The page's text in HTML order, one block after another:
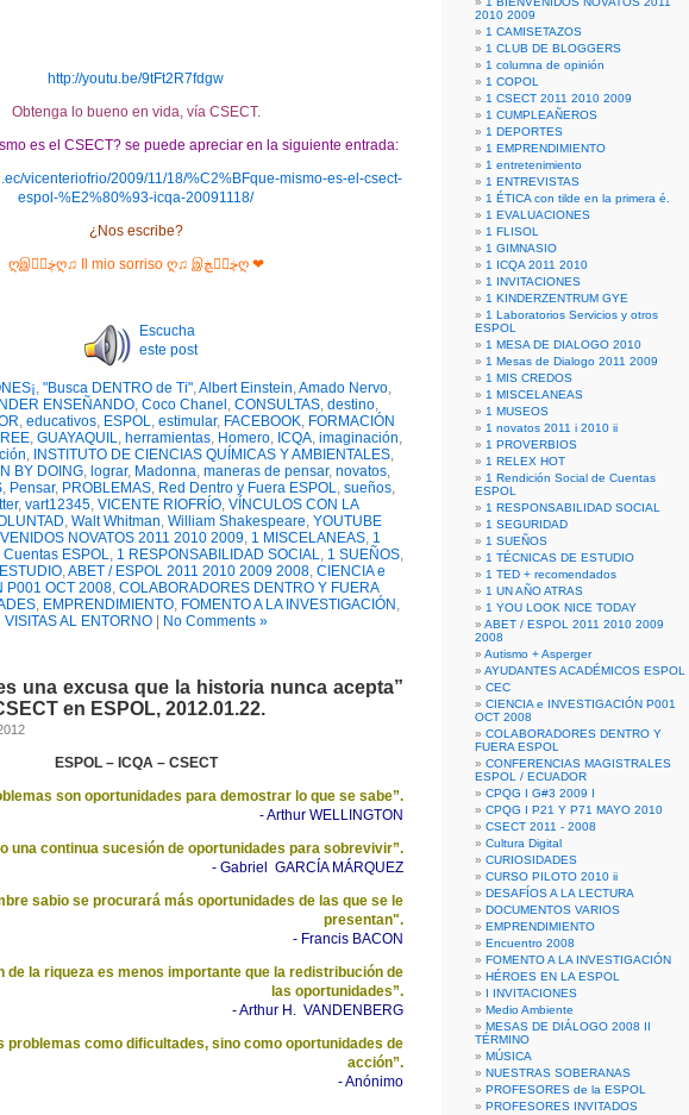
http://youtu.be/9tFt2R7fdgw
Obtenga lo bueno en vida, vía CSECT.
es el CSECT? se puede apreciar en la siguiente entrada:
vicenteriofrio/2009/11/18/%C2%BFque-mismo-es-el-csect-
espol-%E2%80%93-icqa-20091118/
¿Nos escribe?
ღஇڿڰۣღ♫ Il mio sorriso ღ♫ இڿڰۣڿღ ❤
Escucha
este post
, "Busca DENTRO de Ti",Albert Einstein,Amado Nervo,
ENSEÑANDO, Coco Chanel , CONSULTAS, destino,
, educativos, ESPOL, estimular, FACEBOOK, FORMACIÓN
, GUAYAQUIL, herramientas, Homero, ICQA, imaginación,
, INSTITUTO DE CIENCIAS QUÍMICAS Y AMBIENTALES,
BY DOING, lograr, Madonna, maneras de pensar, novatos,
, Pensar, PROBLEMAS, Red Dentro y Fuera ESPOL, sueños,
, vart12345, VICENTE RIOFRÍO, VÍNCULOS CON LA
, Walt Whitman, William Shakespeare, YOUTUBE
NOVATOS 2011 2010 2009, 1 MISCELANEAS, 1
ESPOL, 1 RESPONSABILIDAD SOCIAL, 1 SUEÑOS,
,ABET / ESPOL 2011 2010 2009 2008, CIENCIA e
P001 OCT 2008, COLABORADORES DENTRO Y FUERA
, EMPRENDIMIENTO, FOMENTO A LA INVESTIGACIÓN ,
VISITAS AL ENTORNO| No Comments »
una excusa que la historia nunca acepta”
en ESPOL, 2012.01.22.
ESPOL – ICQA – CSECT
son oportunidades para demostrar lo que se sabe”.
- Arthur WELLINGTON
una continua sucesión de oportunidades para sobrevivir”.
- Gabriel GARCÍA MÁRQUEZ
sabio se procurará más oportunidades de las que se le
presentan".
- Francis BACON
de la riqueza es menos importante que la redistribución de
las oportunidades”.
- Arthur H. VANDENBERG
problemas como dificultades, sino como oportunidades de
acción”.
- Anónimo
2010 2009
1 CAMISETAZOS
1 CLUB DE BLOGGERS
1 columna de opinión
1 COPOL
1 CSECT 2011 2010 2009
1 CUMPLEAÑEROS
1 DEPORTES
1 EMPRENDIMIENTO
1 entretenimiento
1 ENTREVISTAS
1 ÉTICA con tilde en la primera é.
1 EVALUACIONES
1 FLISOL
1 GIMNASIO
1 ICQA 2011 2010
1 INVITACIONES
1 KINDERZENTRUM GYE
1 Laboratorios Servicios y otros
ESPOL
1 MESA DE DIALOGO 2010
1 Mesas de Dialogo 2011 2009
1 MIS CREDOS
1 MISCELANEAS
1 MUSEOS
1 novatos 2011 i 2010 ii
1 PROVERBIOS
1 RELEX HOT
1 Rendición Social de Cuentas
ESPOL
1 RESPONSABILIDAD SOCIAL
1 SEGURIDAD
1 SUEÑOS
1 TÉCNICAS DE ESTUDIO
1 TED + recomendados
1 UN AÑO ATRAS
1 YOU LOOK NICE TODAY
ABET / ESPOL 2011 2010 2009
2008
Autismo + Asperger
AYUDANTES ACADÉMICOS ESPOL
CEC
CIENCIA e INVESTIGACIÓN P001
OCT 2008
COLABORADORES DENTRO Y
FUERA ESPOL
CONFERENCIAS MAGISTRALES
ESPOL / ECUADOR
CPQG I G#3 2009 I
CPQG I P21 Y P71 MAYO 2010
CSECT 2011 - 2008
Cultura Digital
CURIOSIDADES
CURSO PILOTO 2010 ii
DESAFÍOS A LA LECTURA
DOCUMENTOS VARIOS
EMPRENDIMIENTO
Encuentro 2008
FOMENTO A LA INVESTIGACIÓN
HÉROES EN LA ESPOL
I INVITACIONES
Medio Ambiente
MESAS DE DIÁLOGO 2008 II
TÉRMINO
MÚSICA
NUESTRAS SOBERANAS
PROFESORES de la ESPOL
PROFESORES INVITADOS